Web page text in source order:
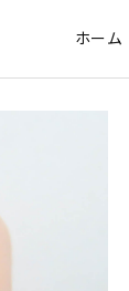
ホーム